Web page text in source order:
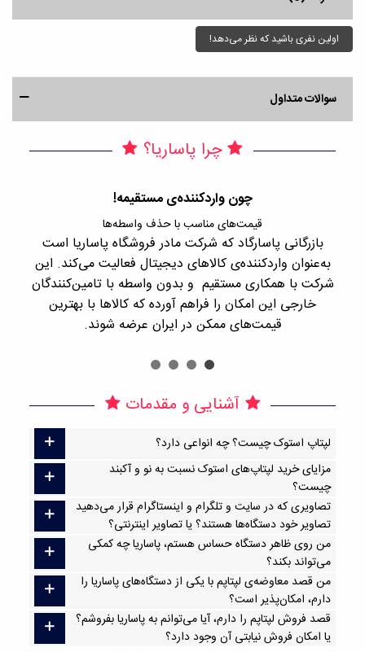
اولین نفری باشید که نظر می‌دهد!
سوالات متداول
چرا پاساریا؟
چون واردکننده‌ی مستقیمه!
قیمت‌های مناسب با حذف واسطه‌ها
بازرگانی پاسارگاد که شرکت مادر فروشگاه پاساریا است
به‌عنوان واردکننده‌ی کالاهای دیجیتال فعالیت می‌کند. این
شرکت با همکاری مستقیم و بدون واسطه با تامین‌کنندگان
خارجی این امکان را فراهم آورده که کالاها با بهترین
قیمت‌های ممکن در ایران عرضه شوند.
آشنایی و مقدمات
لپتاپ استوک چیست؟ چه انواعی دارد؟
مزایای خرید لپتاپ‌های استوک نسبت به نو و آکبند
چیست؟
تصاویری که در سایت و تلگرام و اینستاگرام قرار می‌دهید
تصاویر خود دستگاه‌ها هستند؟ یا تصاویر اینترنتی؟
من روی ظاهر دستگاه حساس هستم، پاساریا چه کمکی
می‌تواند بکند؟
من قصد معاوضه‌ی لپتاپم با یکی از دستگاه‌های پاساریا را
دارم، امکان‌پذیر است؟
قصد فروش لپتاپم را دارم، آیا می‌توانم به پاساریا بفروشم؟
یا امکان فروش نیابتی آن وجود دارد؟